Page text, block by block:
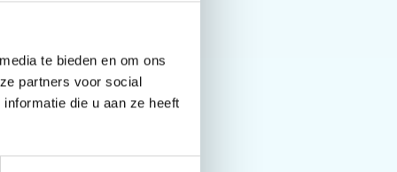
te bieden en om ons
partners voor social
die u aan ze heeft